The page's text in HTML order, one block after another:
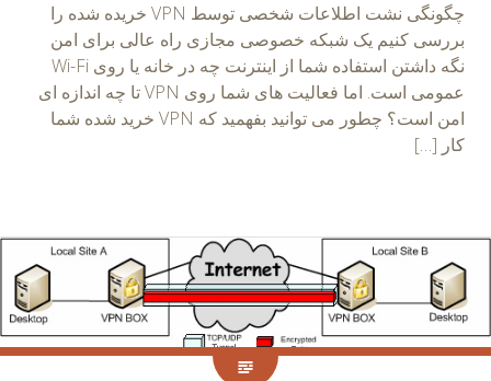
چگونگی نشت اطلاعات شخصی توسط VPN خریده شده را
بررسی کنیم یک شبکه خصوصی مجازی راه عالی برای امن
نگه داشتن استفاده شما از اینترنت چه در خانه یا روی Wi-Fi
عمومی است. اما فعالیت های شما روی VPN تا چه اندازه ای
امن است؟ چطور می توانید بفهمید که VPN خرید شده شما
کار […]